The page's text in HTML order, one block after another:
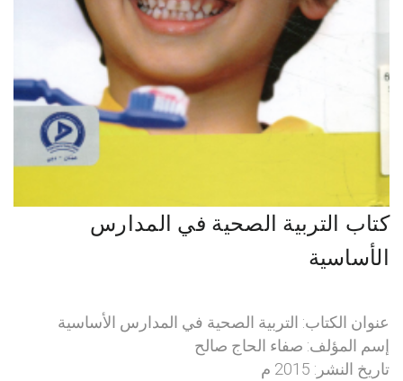
كتاب التربية الصحية في المدارس
الأساسية
عنوان الكتاب: التربية الصحية في المدارس الأساسية
إسم المؤلف: صفاء الحاج صالح
تاريخ النشر: 2015 م